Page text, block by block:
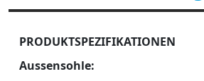
PRODUKTSPEZIFIKATIONEN
Aussensohle: